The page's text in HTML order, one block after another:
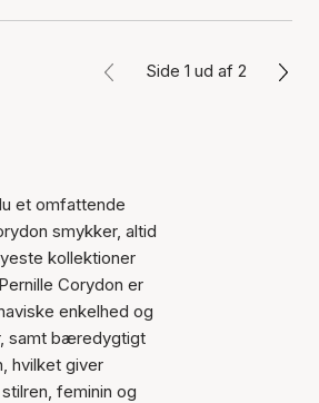
Side 1 ud af 2
et omfattende
smykker, altid
kollektioner
Corydon er
enkelhed og
samt bæredygtigt
hvilket giver
feminin og